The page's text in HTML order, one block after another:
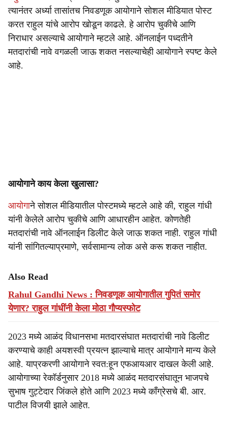
त्यानंतर अर्ध्या तासांतच निवडणूक आयोगाने सोशल मीडियात पोस्ट
करत राहुल यांचे आरोप खोडून काढले. हे आरोप चुकीचे आणि
निराधार असल्याचे आयोगाने म्हटले आहे. ऑनलाईन पध्दतीने
मतदारांची नावे वगळली जाऊ शकत नसल्याचेही आयोगाने स्पष्ट केले
आहे.
आयोगाने काय केला खुलासा?
आयोगाने सोशल मीडियातील पोस्टमध्ये म्हटले आहे की, राहुल गांधी
यांनी केलेले आरोप चुकीचे आणि आधारहीन आहेत. कोणतेही
मतदारांची नावे ऑनलाईन डिलीट केले जाऊ शकत नाही. राहुल गांधी
यांनी सांगितल्याप्रमाणे, सर्वसामान्य लोक असे करू शकत नाहीत.
Also Read
Rahul Gandhi News : निवडणूक आयोगातील गुपितं समोर
येणार? राहुल गांधींनी केला मोठा गौप्यस्फोट
2023 मध्ये आळंद विधानसभा मतदारसंघात मतदारांची नावे डिलीट
करण्याचे काही अयशस्वी प्रयत्न झाल्याचे मात्र आयोगाने मान्य केले
आहे. याप्रकरणी आयोगाने स्वत:हून एफआयआर दाखल केली आहे.
आयोगाच्या रेकॉर्डनुसार 2018 मध्ये आळंद मतदारसंघातून भाजपचे
सुभाष गुट्टेदार जिंकले होते आणि 2023 मध्ये काँग्रेसचे बी. आर.
पाटील विजयी झाले आहेत.